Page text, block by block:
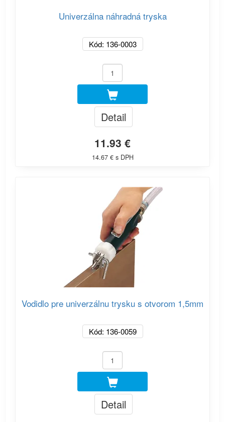
Univerzálna náhradná tryska
Kód: 136-0003
Detail
11.93 €
14.67 € s DPH
Vodidlo pre univerzálnu trysku s otvorom 1,5mm
Kód: 136-0059
Detail